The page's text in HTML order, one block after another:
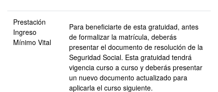
Prestación
Ingreso
Mínimo Vital
Para beneficiarte de esta gratuidad, antes
de formalizar la matrícula, deberás
presentar el documento de resolución de la
Seguridad Social. Esta gratuidad tendrá
vigencia curso a curso y deberás presentar
un nuevo documento actualizado para
aplicarla el curso siguiente.